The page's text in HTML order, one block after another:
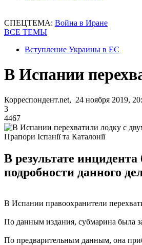
СПЕЦТЕМА: Война в Иране
ВСЕ ТЕМЫ
Вступление Украины в ЕС
В Испании
Корреспондент.net, 24 ноября 2019,
3
4467
Прапори Іспанії та Каталонії
В результате
подробности данного
В Испании правоохранители
По данным издания, субмарина была
По предварительным данным, она